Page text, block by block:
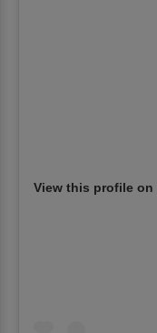
View this profile on